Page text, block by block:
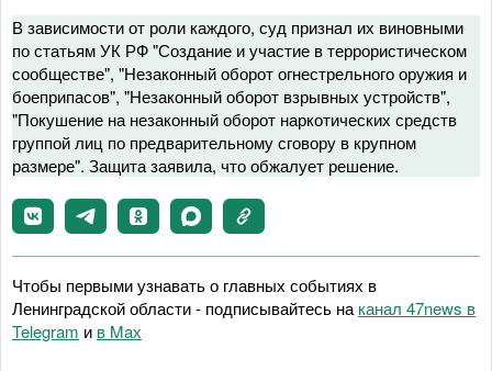
В зависимости от роли каждого, суд признал их виновными
по статьям УК РФ "Создание и участие в террористическом
сообществе", "Незаконный оборот огнестрельного оружия и
боеприпасов", "Незаконный оборот взрывных устройств",
"Покушение на незаконный оборот наркотических средств
группой лиц по предварительному сговору в крупном
размере". Защита заявила, что обжалует решение.
Чтобы первыми узнавать о главных событиях в
Ленинградской области - подписывайтесь на канал 47news в
Telegram и в Maх